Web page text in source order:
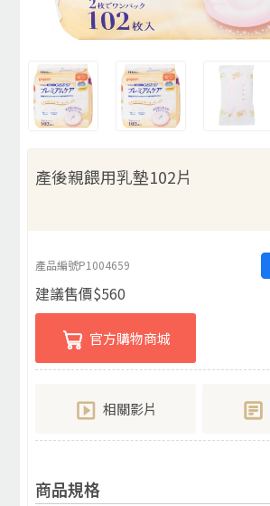
產後親餵用乳墊102片
產品編號P1004659
建議售價$560
官方購物商城
相關影片
商品規格